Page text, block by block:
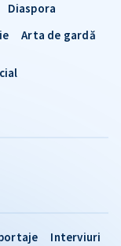
Interviuri
Diaspora
Arta de gardă